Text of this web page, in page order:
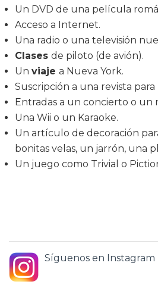
Un DVD de una película
Acceso a Internet.
Una radio o una televisión
Clases de piloto (de avión).
Un viaje a Nueva York.
Suscripción a una revista para
Entradas a un concierto o un
Una Wii o un Karaoke.
Un artículo de decoración
bonitas velas, un jarrón, una
Un juego como Trivial o
Síguenos en Instagram